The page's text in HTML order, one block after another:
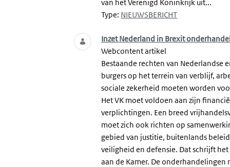
van het Verenigd Koninkrijk uit...
Type: NIEUWSBERICHT
Inzet Nederland in Brexit
Webcontent artikel
Bestaande rechten van Nederlandse
burgers op het terrein van verblijf,
sociale zekerheid moeten worden
Het VK moet voldoen aan zijn
verplichtingen. Een breed
moet zich ook richten op
gebied van justitie, buitenlands
veiligheid en defensie. Dat schrijft
aan de Kamer. De onderhandelingen